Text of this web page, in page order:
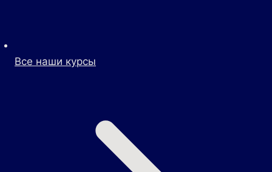
Все наши курсы